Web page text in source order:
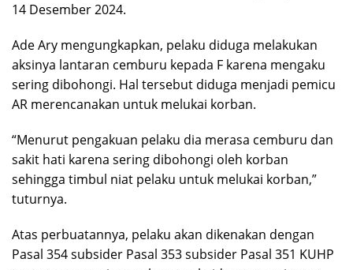
14 Desember 2024.
Ade Ary mengungkapkan, pelaku diduga melakukan
aksinya lantaran cemburu kepada F karena mengaku
sering dibohongi. Hal tersebut diduga menjadi pemicu
AR merencanakan untuk melukai korban.
“Menurut pengakuan pelaku dia merasa cemburu dan
sakit hati karena sering dibohongi oleh korban
sehingga timbul niat pelaku untuk melukai korban,”
tuturnya.
Atas perbuatannya, pelaku akan dikenakan dengan
Pasal 354 subsider Pasal 353 subsider Pasal 351 KUHP